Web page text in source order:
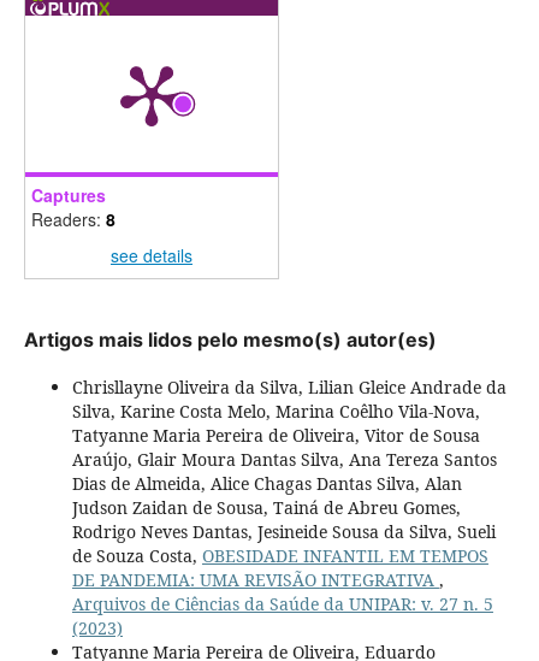
Captures
Readers: 8
see details
Artigos mais lidos pelo mesmo(s) autor(es)
Chrisllayne Oliveira da Silva, Lilian Gleice Andrade da
Silva, Karine Costa Melo, Marina Coêlho Vila-Nova,
Tatyanne Maria Pereira de Oliveira, Vitor de Sousa
Araújo, Glair Moura Dantas Silva, Ana Tereza Santos
Dias de Almeida, Alice Chagas Dantas Silva, Alan
Judson Zaidan de Sousa, Tainá de Abreu Gomes,
Rodrigo Neves Dantas, Jesineide Sousa da Silva, Sueli
de Souza Costa, OBESIDADE INFANTIL EM TEMPOS
DE PANDEMIA: UMA REVISÃO INTEGRATIVA ,
Arquivos de Ciências da Saúde da UNIPAR: v. 27 n. 5
(2023)
Tatyanne Maria Pereira de Oliveira, Eduardo